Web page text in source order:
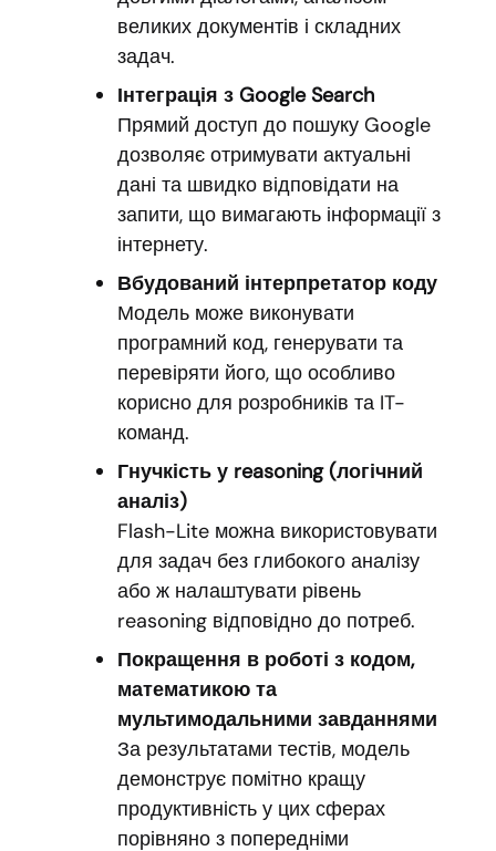
великих документів і складних
задач.
Інтеграція з Google Search
Прямий доступ до пошуку Google
дозволяє отримувати актуальні
дані та швидко відповідати на
запити, що вимагають інформації з
інтернету.
Вбудований інтерпретатор коду
Модель може виконувати
програмний код, генерувати та
перевіряти його, що особливо
корисно для розробників та IT-
команд.
Гнучкість у reasoning (логічний
аналіз)
Flash-Lite можна використовувати
для задач без глибокого аналізу
або ж налаштувати рівень
reasoning відповідно до потреб.
Покращення в роботі з кодом,
математикою та
мультимодальними завданнями
За результатами тестів, модель
демонструє помітно кращу
продуктивність у цих сферах
порівняно з попередніми